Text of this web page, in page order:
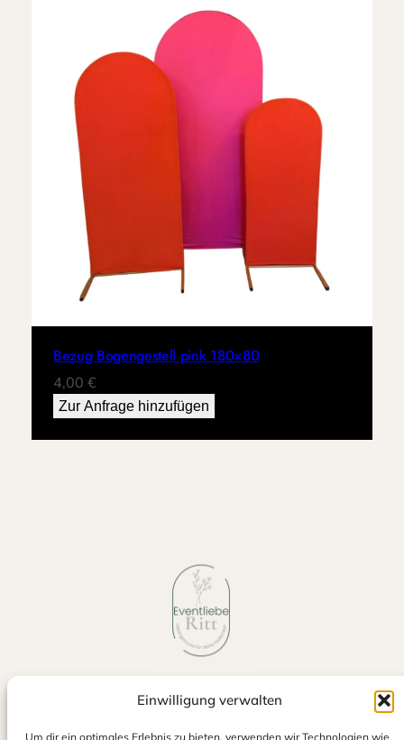
Einwilligung verwalten
Um dir ein optimales Erlebnis zu bieten, verwenden wir Technologien wie
Bezug Bogengestell pink 180×80
4,00 €
Zur Anfrage hinzufügen